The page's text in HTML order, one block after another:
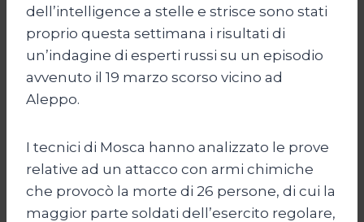
dell’intelligence a stelle e strisce sono stati
proprio questa settimana i risultati di
un’indagine di esperti russi su un episodio
avvenuto il 19 marzo scorso vicino ad
Aleppo.
I tecnici di Mosca hanno analizzato le prove
relative ad un attacco con armi chimiche
che provocò la morte di 26 persone, di cui la
maggior parte soldati dell’esercito regolare,